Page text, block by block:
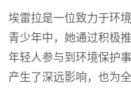
埃雷拉是一位致力于环
青少年中，她通过积极
年轻人参与到环境保护
产生了深远影响，也为